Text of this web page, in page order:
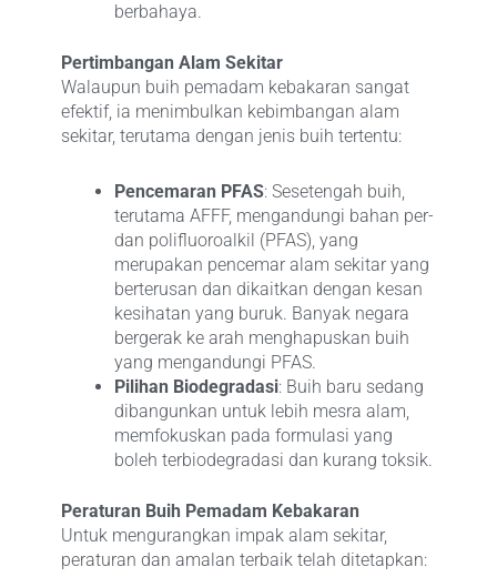
berbahaya.
Pertimbangan Alam Sekitar
Walaupun buih pemadam kebakaran sangat
efektif, ia menimbulkan kebimbangan alam
sekitar, terutama dengan jenis buih tertentu:
Pencemaran PFAS: Sesetengah buih,
terutama AFFF, mengandungi bahan per-
dan polifluoroalkil (PFAS), yang
merupakan pencemar alam sekitar yang
berterusan dan dikaitkan dengan kesan
kesihatan yang buruk. Banyak negara
bergerak ke arah menghapuskan buih
yang mengandungi PFAS.
Pilihan Biodegradasi: Buih baru sedang
dibangunkan untuk lebih mesra alam,
memfokuskan pada formulasi yang
boleh terbiodegradasi dan kurang toksik.
Peraturan Buih Pemadam Kebakaran
Untuk mengurangkan impak alam sekitar,
peraturan dan amalan terbaik telah ditetapkan: